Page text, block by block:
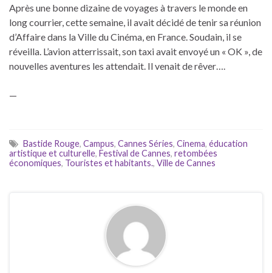
Après une bonne dizaine de voyages à travers le monde en
long courrier, cette semaine, il avait décidé de tenir sa réunion
d’Affaire dans la Ville du Cinéma, en France. Soudain, il se
réveilla. L’avion atterrissait, son taxi avait envoyé un « OK », de
nouvelles aventures les attendait. Il venait de rêver….
—
Bastide Rouge, Campus, Cannes Séries, Cinema, éducation
artistique et culturelle, Festival de Cannes, retombées
économiques, Touristes et habitants., Ville de Cannes